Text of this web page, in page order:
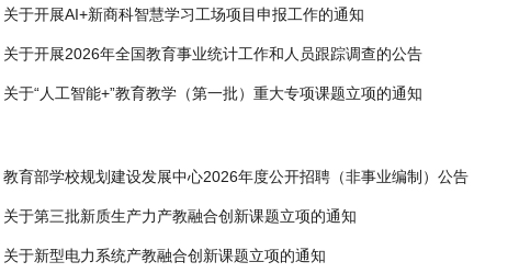
关于开展AI+新商科智慧学习工场项目申报工作的通知
关于开展2026年全国教育事业统计工作和人员跟踪调查的公告
关于“人工智能+”教育教学（第一批）重大专项课题立项的通知
教育部学校规划建设发展中心2026年度公开招聘（非事业编制）公告
关于第三批新质生产力产教融合创新课题立项的通知
关于新型电力系统产教融合创新课题立项的通知